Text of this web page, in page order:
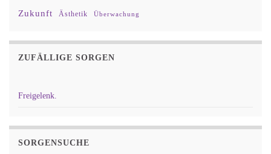
Zukunft Ästhetik Überwachung
ZUFÄLLIGE SORGEN
Freigelenk.
SORGENSUCHE